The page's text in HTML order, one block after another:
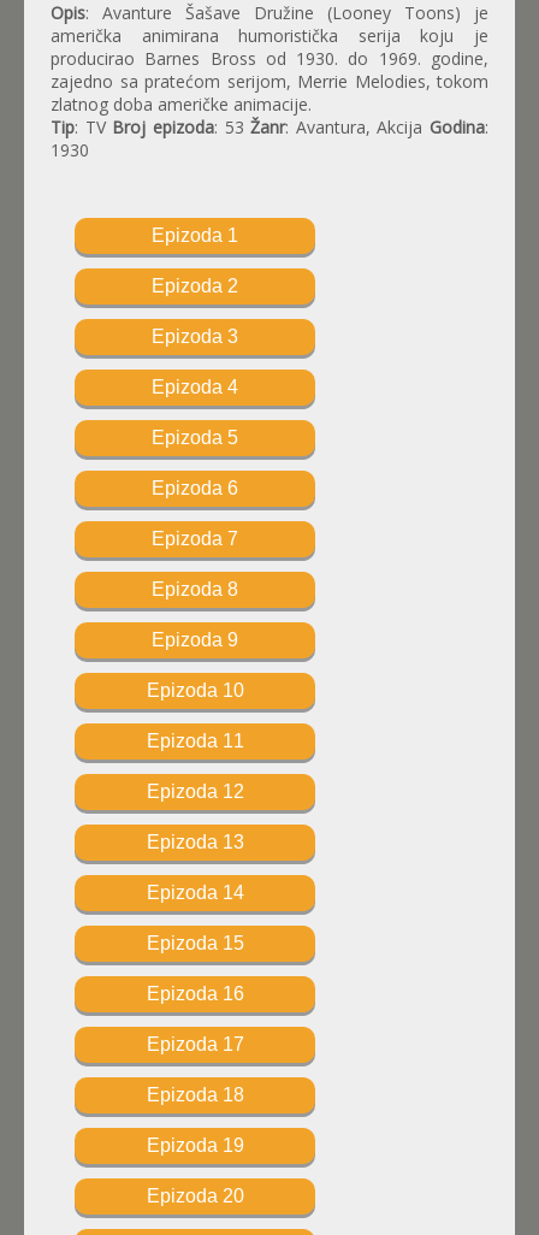
Opis: Avanture Šašave Družine (Looney Toons) je
američka animirana humoristička serija koju je
producirao Barnes Bross od 1930. do 1969. godine,
zajedno sa pratećom serijom, Merrie Melodies, tokom
zlatnog doba američke animacije.
Tip: TV Broj epizoda: 53Žanr: Avantura, Akcija Godina:
1930
Epizoda 1
Epizoda 2
Epizoda 3
Epizoda 4
Epizoda 5
Epizoda 6
Epizoda 7
Epizoda 8
Epizoda 9
Epizoda 10
Epizoda 11
Epizoda 12
Epizoda 13
Epizoda 14
Epizoda 15
Epizoda 16
Epizoda 17
Epizoda 18
Epizoda 19
Epizoda 20